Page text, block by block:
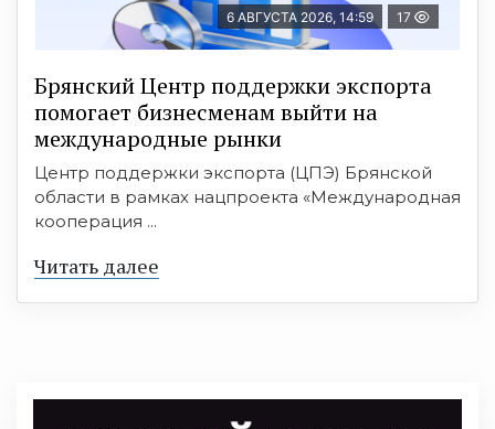
6 АВГУСТА 2026, 14:59 17
Брянский Центр поддержки экспорта
помогает бизнесменам выйти на
международные рынки
Центр поддержки экспорта (ЦПЭ) Брянской
области в рамках нацпроекта «Международная
кооперация ...
Читать далее